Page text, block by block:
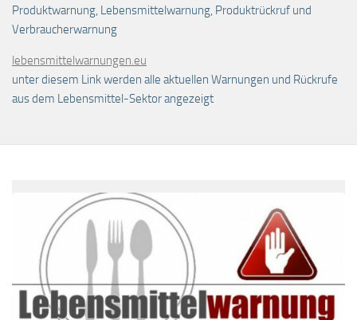
Produktwarnung, Lebensmittelwarnung, Produktrückruf und
Verbraucherwarnung
lebensmittelwarnungen.eu
unter diesem Link werden alle aktuellen Warnungen und Rückrufe
aus dem Lebensmittel-Sektor angezeigt